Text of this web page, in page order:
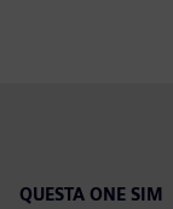
QUESTA ONE SIM